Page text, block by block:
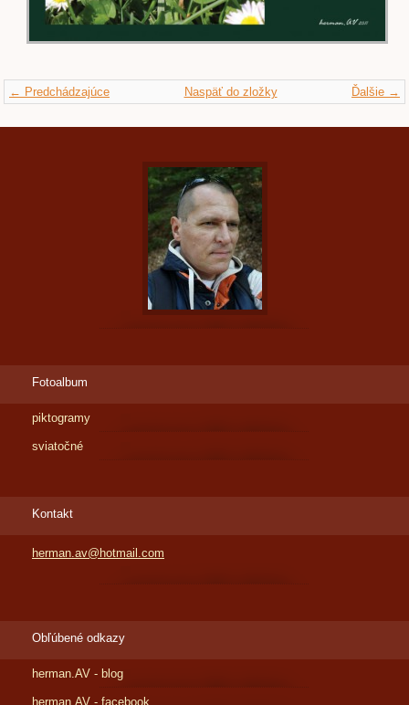
← Predchádzajúce Ďalšie →
Naspäť do zložky
Fotoalbum
piktogramy
sviatočné
Kontakt
herman.av@hotmail.com
Obľúbené odkazy
herman.AV - blog
herman.AV - facebook